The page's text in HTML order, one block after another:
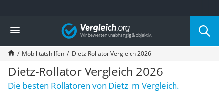
Die beliebtesten Vergleiche nach Kategorie
Drogerie
Inhalator
Haarschneider
Rollator
Braun Rasierer
Katzenklappe (Chip)
Vergleich
Mobilitätshilfen Dietz-Rollator Vergleich 2026
Dietz-Rollator Vergleich 2026
Die besten Rollatoren von Dietz im Vergleich.